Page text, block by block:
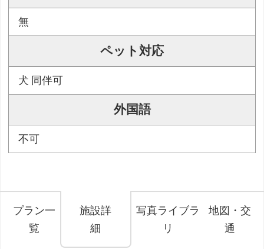
無
ペット対応
犬 同伴可
外国語
不可
プラン一
覧
施設詳
細
写真ライブラ
リ
地図・交
通